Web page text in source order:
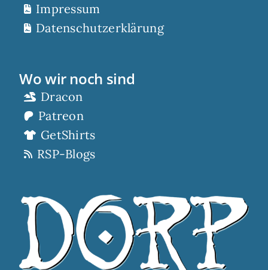
Impressum
Datenschutzerklärung
Wo wir noch sind
Dracon
Patreon
GetShirts
RSP-Blogs